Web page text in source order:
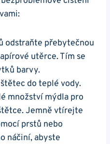
odstraňte přebytečnou‌
utěrce. Tím se
barvy.
do teplé‌ vody.⁤
množství mýdla pro
Jemně vtírejte
prstů nebo
náčiní, abyste